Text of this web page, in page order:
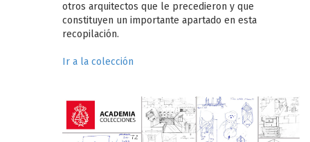
otros arquitectos que le precedieron y que
constituyen un importante apartado en esta
recopilación.
Ir a la colección